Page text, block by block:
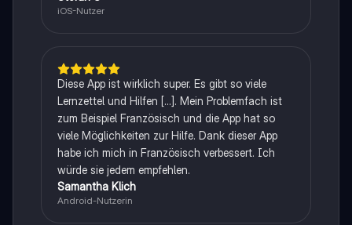
iOS-Nutzer
Diese App ist wirklich super. Es gibt so viele
Lernzettel und Hilfen [...]. Mein Problemfach ist
zum Beispiel Französisch und die App hat so
viele Möglichkeiten zur Hilfe. Dank dieser App
habe ich mich in Französisch verbessert. Ich
würde sie jedem empfehlen.
Samantha Klich
Android-Nutzerin